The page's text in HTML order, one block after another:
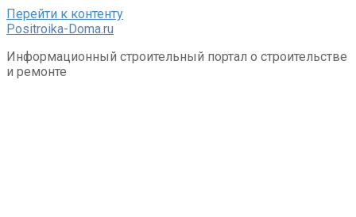
Перейти к контенту
Positroika-Doma.ru
Информационный строительный портал о строительстве
и ремонте